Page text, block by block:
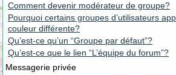
Comment devenir modérateur de groupe?
Pourquoi certains groupes d’utilisateurs
couleur différente?
Qu’est-ce qu’un “Groupe par défaut”?
Qu’est-ce que le lien “L’équipe du forum”?
Messagerie privée